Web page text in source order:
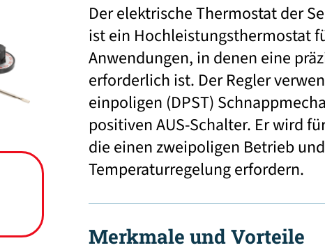
Der elektrische Thermostat der
ist ein Hochleistungsthermostat
Anwendungen, in denen eine
erforderlich ist. Der Regler
einpoligen (DPST)
positiven AUS-Schalter. Er wird
die einen zweipoligen Betrieb
Temperaturregelung erfordern.
Merkmale und Vorteile